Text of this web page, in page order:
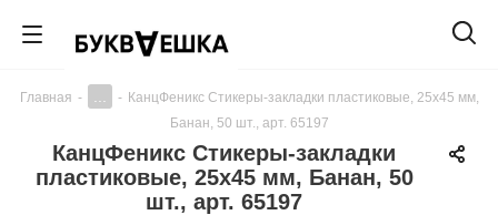
Главная - - КанцФеникс Стикеры-закладки пластиковые, 25х45 мм,
Банан, 50 шт., арт. 65197
КанцФеникс Стикеры-закладки
пластиковые, 25х45 мм, Банан, 50
шт., арт. 65197